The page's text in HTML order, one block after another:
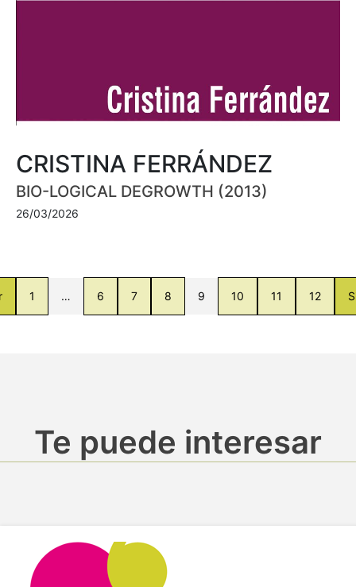
CRISTINA FERRÁNDEZ
BIO-LOGICAL DEGROWTH (2013)
26/03/2026
1 … 6 7 8 9 10 11 12
Te puede interesar